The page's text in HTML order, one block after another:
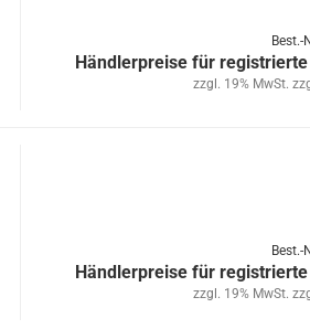
Best.-
Händlerpreise für
zzgl. 19% MwSt.
Best.-
Händlerpreise für
zzgl. 19% MwSt.